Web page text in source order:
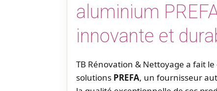
aluminium
innovante et
TB Rénovation & Nettoyage a fait
solutions PREFA, un fournisseur